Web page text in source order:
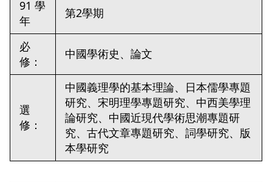
91 學
年
第2學期
必
修：
中國學術史、論文
選
修：
中國義理學的基本理論、日本儒學專題
研究、宋明理學專題研究、中西美學理
論研究、中國近現代學術思潮專題研
究、古代文章專題研究、詞學研究、版
本學研究